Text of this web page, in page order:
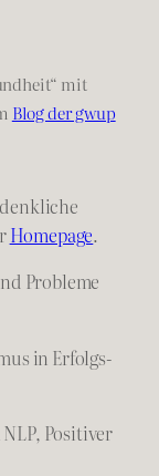
mit
Blog der gwup
Homepage.
Probleme
in Erfolgs-
Positiver